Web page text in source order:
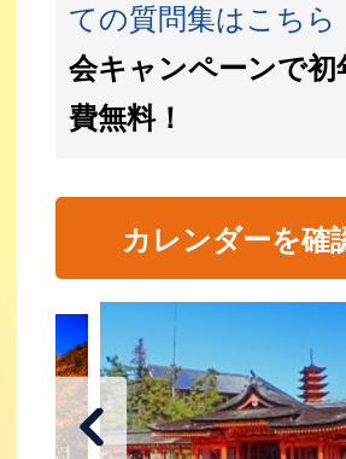
ての質問集はこちら
会キャンペーンで初
費無料！
カレンダーを確